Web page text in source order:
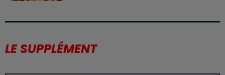
LE SUPPLÉMENT